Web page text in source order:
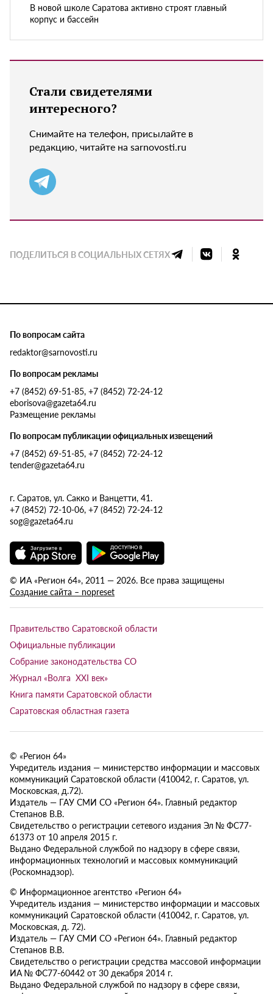
В новой школе Саратова активно строят главный
корпус и бассейн
Стали свидетелями
интересного?
Снимайте на телефон, присылайте в
редакцию, читайте на sarnovosti.ru
ПОДЕЛИТЬСЯ В СОЦИАЛЬНЫХ СЕТЯХ
По вопросам сайта
redaktor@sarnovosti.ru
По вопросам рекламы
+7 (8452) 69-51-85, +7 (8452) 72-24-12
eborisova@gazeta64.ru
Размещение рекламы
По вопросам публикации официальных извещений
+7 (8452) 69-51-85, +7 (8452) 72-24-12
tender@gazeta64.ru
г. Саратов, ул. Сакко и Ванцетти, 41.
+7 (8452) 72-10-06, +7 (8452) 72-24-12
sog@gazeta64.ru
© ИА «Регион 64», 2011 — 2026. Все права защищены
Создание сайта – nopreset
Правительство Саратовской области
Официальные публикации
Собрание законодательства СО
Журнал «Волга XXI век»
Книга памяти Саратовской области
Саратовская областная газета
© «Регион 64»
Учредитель издания — министерство информации и массовых
коммуникаций Саратовской области (410042, г. Саратов, ул.
Московская, д.72).
Издатель — ГАУ СМИ СО «Регион 64». Главный редактор
Степанов В.В.
Свидетельство о регистрации сетевого издания Эл № ФС77-
61373 от 10 апреля 2015 г.
Выдано Федеральной службой по надзору в сфере связи,
информационных технологий и массовых коммуникаций
(Роскомнадзор).
© Информационное агентство «Регион 64»
Учредитель издания — министерство информации и массовых
коммуникаций Саратовской области (410042, г. Саратов, ул.
Московская, д. 72).
Издатель — ГАУ СМИ СО «Регион 64». Главный редактор
Степанов В.В.
Свидетельство о регистрации средства массовой информации
ИА № ФС77-60442 от 30 декабря 2014 г.
Выдано Федеральной службой по надзору в сфере связи,